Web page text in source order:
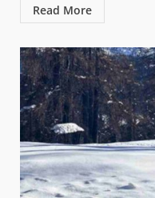
Read More